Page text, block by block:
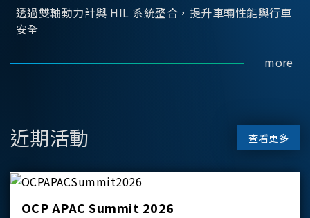
透過雙軸動力計與 HIL 系統整合，提升車輛性能與行車
安全
more
近期活動 查看更多
OCP APAC Summit 2026